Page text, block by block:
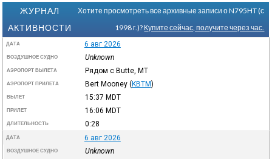
ЖУРНАЛ
АКТИВНОСТИ
Хотите просмотреть все архивные записи о N795HT (с
1998 г.)? Купите сейчас, получите через час.
ДАТА 6 авг 2026
ВОЗДУШНОЕ СУДНО Unknown
АЭРОПОРТ ВЫЛЕТА Рядом с Butte, MT
АЭРОПОРТ ПРИЛЕТА Bert Mooney (KBTM)
ВЫЛЕТ 15:37 MDT
ПРИЛЕТ 16:06 MDT
ДЛИТЕЛЬНОСТЬ 0:28
ДАТА 6 авг 2026
ВОЗДУШНОЕ СУДНО Unknown